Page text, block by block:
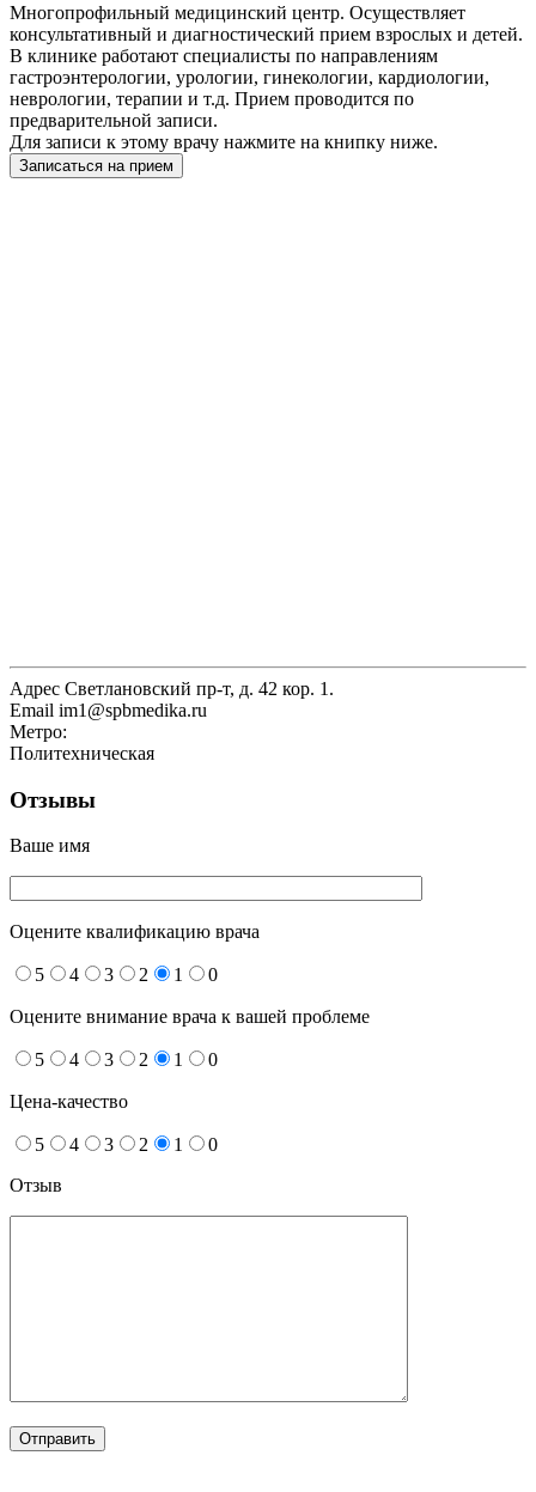
Многопрофильный медицинский центр. Осуществляет
консультативный и диагностический прием взрослых и детей.
В клинике работают специалисты по направлениям
гастроэнтерологии, урологии, гинекологии, кардиологии,
неврологии, терапии и т.д. Прием проводится по
предварительной записи.
Для записи к этому врачу нажмите на книпку ниже.
Записаться на прием
Адрес Светлановский пр-т, д. 42 кор. 1.
Email im1@spbmedika.ru
Метро:
Политехническая
Отзывы
Ваше имя
Оцените квалификацию врача
5 4 3 2 1 0
Оцените внимание врача к вашей проблеме
5 4 3 2 1 0
Цена-качество
5 4 3 2 1
0
Отзыв